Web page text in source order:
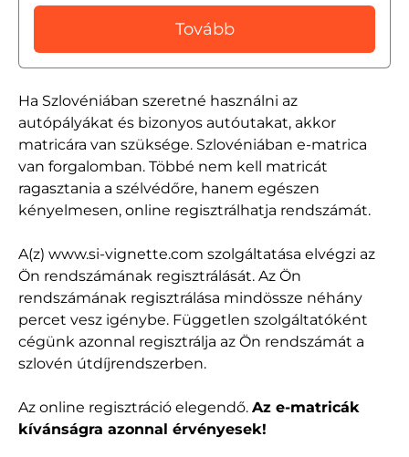
Ha Szlovéniában szeretné használni az
autópályákat és bizonyos autóutakat, akkor
matricára van szüksége. Szlovéniában e-matrica
van forgalomban. Többé nem kell matricát
ragasztania a szélvédőre, hanem egészen
kényelmesen, online regisztrálhatja rendszámát.
A(z) www.si-vignette.com szolgáltatása elvégzi az
Ön rendszámának regisztrálását. Az Ön
rendszámának regisztrálása mindössze néhány
percet vesz igénybe. Független szolgáltatóként
cégünk azonnal regisztrálja az Ön rendszámát a
szlovén útdíjrendszerben.
Az online regisztráció elegendő. Az e-matricák
kívánságra azonnal érvényesek!
Tovább